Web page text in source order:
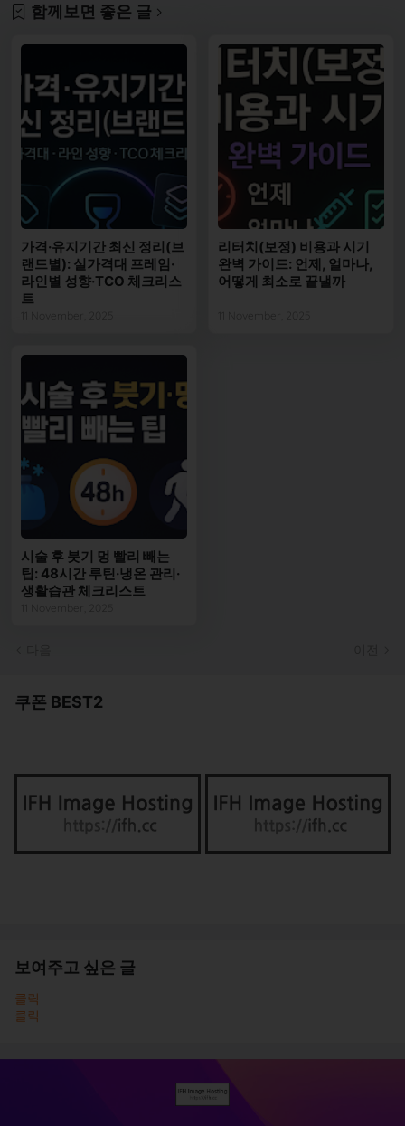
함께보면 좋은 글
가격·유지기간 최신 정리(브
랜드별): 실가격대 프레임·
라인별 성향·TCO 체크리스
트
리터치(보정) 비용과 시기
완벽 가이드: 언제, 얼마나,
어떻게 최소로 끝낼까
시술 후 붓기 멍 빨리 빼는
팁: 48시간 루틴·냉온 관리·
생활습관 체크리스트
쿠폰 BEST2
보여주고 싶은 글
클릭
클릭